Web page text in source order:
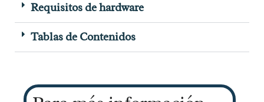
Requisitos de hardware
Tablas de Contenidos